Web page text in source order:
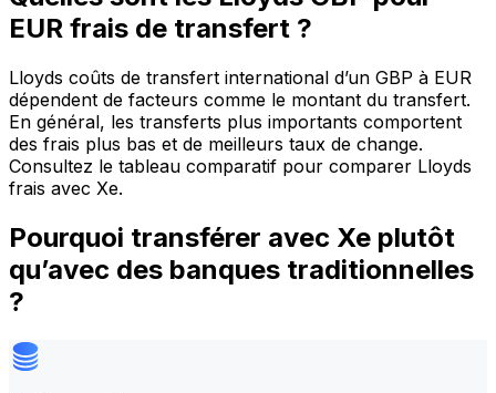
EUR frais de transfert ?
Lloyds coûts de transfert international d’un GBP à EUR
dépendent de facteurs comme le montant du transfert.
En général, les transferts plus importants comportent
des frais plus bas et de meilleurs taux de change.
Consultez le tableau comparatif pour comparer Lloyds
frais avec Xe.
Pourquoi transférer avec Xe plutôt
qu’avec des banques traditionnelles
?